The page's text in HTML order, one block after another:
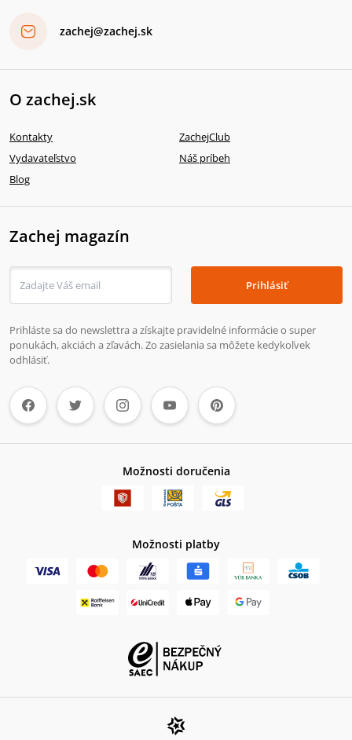
zachej@zachej.sk
O zachej.sk
Kontakty
ZachejClub
Vydavateľstvo
Náš príbeh
Blog
Zachej magazín
Prihlásiť
Prihláste sa do newslettra a získajte pravidelné informácie o super
ponukách, akciách a zľavách. Zo zasielania sa môžete kedykoľvek
odhlásiť.
Možnosti doručenia
Možnosti platby